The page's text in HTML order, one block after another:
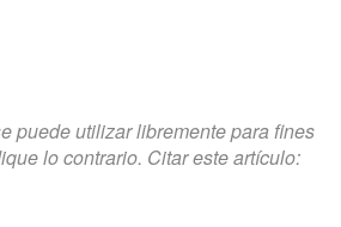
puede utilizar libremente para fines
lo contrario. Citar este artículo: